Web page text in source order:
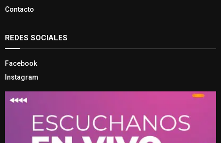
Contacto
REDES SOCIALES
Facebook
Instagram